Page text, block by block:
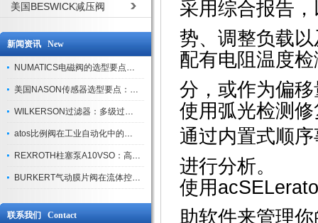
美国BESWICK减压阀
新闻资讯 New
NUMATICS电磁阀的选型要点与使用注意事项
美国NASON传感器选型要点：精度、量程与接口适配指南
WILKERSON过滤器：多级过滤技术，适配多行业净化需求
atos比例阀在工业自动化中的关键应用
REXROTH柱塞泵A10VSO：高效液压系统的核心组件
BURKERT气动膜片阀在流体控制中的应用
联系我们 Contact
采用综合报告
势、调整负载
配有电阻温度
分，或作为偏
使用弧光检测
通过内置式顺
进行分析。
使用
助软件来管理